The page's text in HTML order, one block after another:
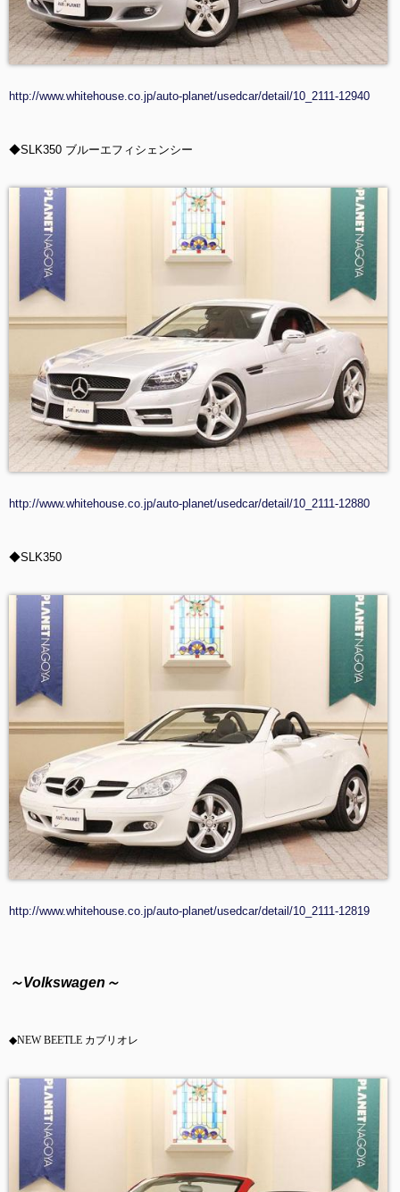
http://www.whitehouse.co.jp/auto-planet/usedcar/detail/10_2111-12940
◆SLK350 ブルーエフィシェンシー
http://www.whitehouse.co.jp/auto-planet/usedcar/detail/10_2111-12880
◆SLK350
http://www.whitehouse.co.jp/auto-planet/usedcar/detail/10_2111-12819
～Volkswagen ～
◆NEW BEETLE カブリオレ